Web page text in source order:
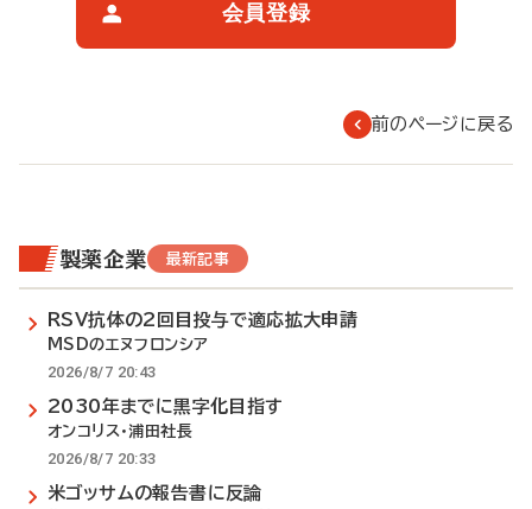
会員登録
前のページに戻る
製薬企業 最新記事
RSV抗体の2回目投与で適応拡大申請
MSDのエヌフロンシア
2026/8/7 20:43
2030年までに黒字化目指す
オンコリス・浦田社長
2026/8/7 20:33
米ゴッサムの報告書に反論